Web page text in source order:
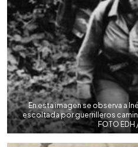
En esta imagen se observa a
escoltada por guerrilleros
FOTO